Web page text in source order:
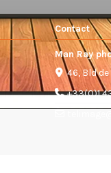
Contact
Man Ray
46, Bld
+33(0)1